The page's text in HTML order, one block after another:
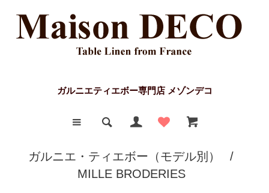
ガルニエティエボー専門店 メゾンデコ
ガルニエ・ティエボー（モデル別）
/
MILLE BRODERIES